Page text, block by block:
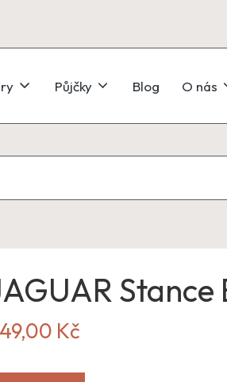
Půjčky Blog O nás
Stance
Kč